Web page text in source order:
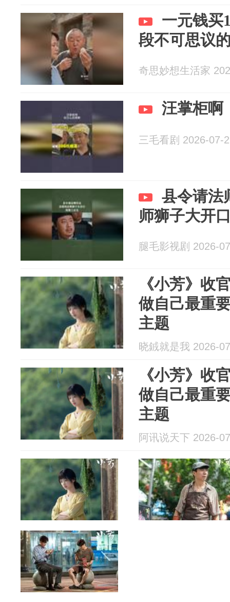
一元钱买
段不可思议
奇思妙想生活家
汪掌柜啊
三毛看剧 2026-07-
县令请法
师狮子大开
腿毛影视剧 2026-
《小芳》收
做自己最重
主题
晓銊就是我 2026-
《小芳》收
做自己最重
主题
阿讯说天下 2026-